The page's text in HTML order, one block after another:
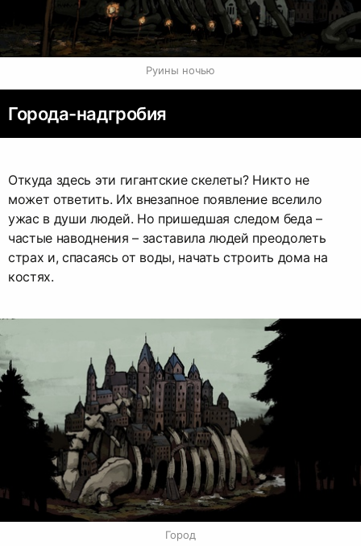
Руины ночью
Города-надгробия
Откуда здесь эти гигантские скелеты? Никто не
может ответить. Их внезапное появление вселило
ужас в души людей. Но пришедшая следом беда –
частые наводнения – заставила людей преодолеть
страх и, спасаясь от воды, начать строить дома на
костях.
Город